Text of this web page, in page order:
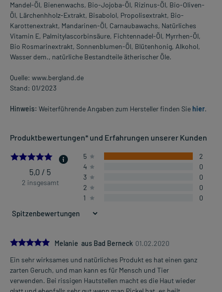
Mandel-Öl, Bienenwachs, Bio-Jojoba-Öl, Rizinus-Öl, Bio-Oliven-
Öl, Lärchenhholz-Extrakt, Bisabolol, Propolisextrakt, Bio-
Karottenextrakt, Mandarinen-Öl, Carnaubawachs, Natürliches
Vitamin E, Palmitylascorbinsäure, Fichtennadel-Öl, Myrrhen-Öl,
Bio Rosmarinextrakt, Sonnenblumen-Öl, Blütenhonig, Alkohol,
Wasser dem., natürliche Bestandteile ätherischer Öle.
Quelle: www.bergland.de
Stand: 01/2023
Hinweis: Weiterführende Angaben zum Hersteller finden Sie hier.
Produktbewertungen* und Erfahrungen unserer Kunden
5.0
5,0 / 5
2 insgesamt
5
2
4
0
3
0
2
0
1
0
5.0
Melanie aus Bad Berneck 01.02.2020
Ein sehr wirksames und natürliches Produkt es hat einen ganz
zarten Geruch, und man kann es für Mensch und Tier
verwenden. Bei rissigen Hautstellen macht es die Haut wieder